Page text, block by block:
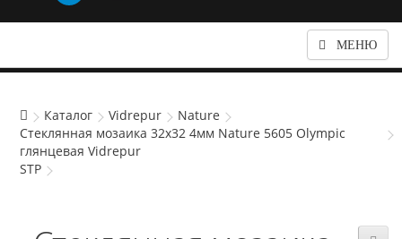
МЕНЮ
Каталог Vidrepur
Nature
Стеклянная мозаика 32x32 4мм Nature 5605 Olympic
глянцевая Vidrepur
STP